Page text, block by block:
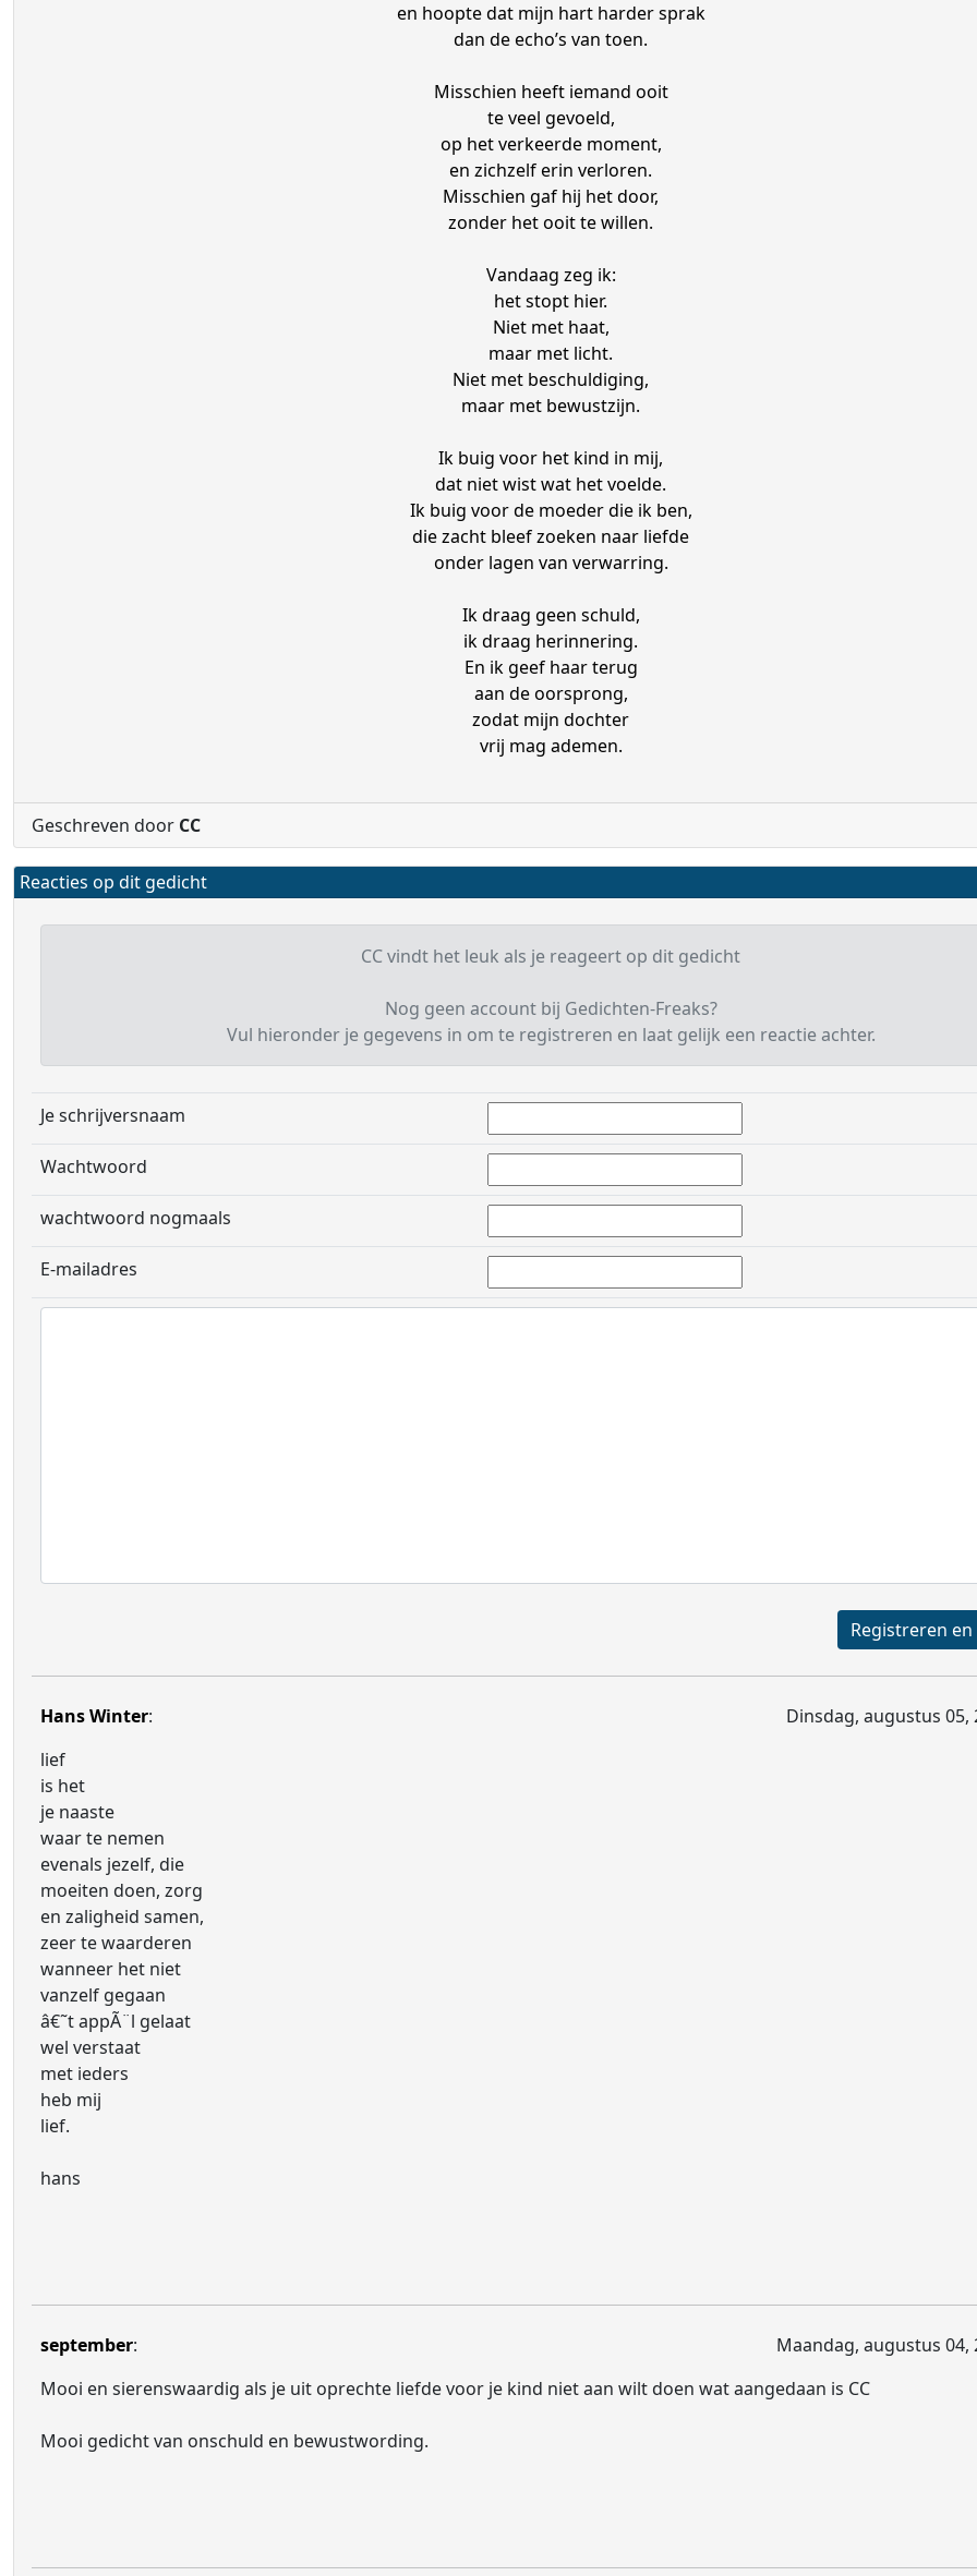
en hoopte dat mijn hart harder sprak
dan de echo’s van toen.
Misschien heeft iemand ooit
te veel gevoeld,
op het verkeerde moment,
en zichzelf erin verloren.
Misschien gaf hij het door,
zonder het ooit te willen.
Vandaag zeg ik:
het stopt hier.
Niet met haat,
maar met licht.
Niet met beschuldiging,
maar met bewustzijn.
Ik buig voor het kind in mij,
dat niet wist wat het voelde.
Ik buig voor de moeder die ik ben,
die zacht bleef zoeken naar liefde
onder lagen van verwarring.
Ik draag geen schuld,
ik draag herinnering.
En ik geef haar terug
aan de oorsprong,
zodat mijn dochter
vrij mag ademen.
Geschreven door CC
Reacties op dit gedicht
CC vindt het leuk als je reageert op dit gedicht
Nog geen account bij Gedichten-Freaks?
Vul hieronder je gegevens in om te registreren en laat gelijk een reactie achter.
Je schrijversnaam
Wachtwoord
wachtwoord nogmaals
E-mailadres
Hans Winter:
Dinsdag, augustus 05,
lief
is het
je naaste
waar te nemen
evenals jezelf, die
moeiten doen, zorg
en zaligheid samen,
zeer te waarderen
wanneer het niet
vanzelf gegaan
â€˜t appÃ¨l gelaat
wel verstaat
met ieders
heb mij
lief.
hans
september:
Maandag, augustus 04,
Mooi en sierenswaardig als je uit oprechte liefde voor je kind niet aan wilt doen wat aangedaan is CC
Mooi gedicht van onschuld en bewustwording.